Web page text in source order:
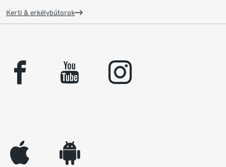
Kerti & erkélybútorok
facebook youtube instagram
appleinc android